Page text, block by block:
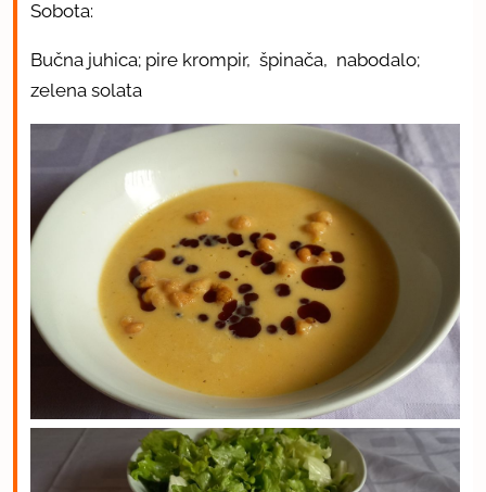
Sobota:
Bučna juhica; pire krompir, špinača, nabodalo;
zelena solata